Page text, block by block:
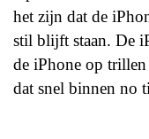
het zijn dat de
stil blijft staan. De
de iPhone op trillen
dat snel binnen no